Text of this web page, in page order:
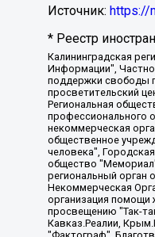
Источник: https://
* Реестр
Калининградская региональная общественная организация "Экозащита!-Женсовет", Фонд содействия защите прав и свобод граждан "Общественный вердикт", Фонд "Институт Развития Свободы Информации", Частное учреждение "Информационное агентство МЕМО. РУ", Региональная общественная организация "Общественная комиссия по сохранению наследия академика Сахарова", Фонд поддержки свободы прессы, Санкт-Петербургская общественная правозащитная организация "Гражданский контроль", Межрегиональная общественная организация "Информационно-просветительский центр "Мемориал", Региональный Фонд "Центр Защиты Прав Средств Массовой Информации", с 05.12.2023 Фонд "Центр Защиты Прав Средств массовой информации", Региональная общественная благотворительная организация помощи беженцам и мигрантам "Гражданское содействие", Негосударственное образовательное учреждение дополнительного профессионального образования (повышение квалификации) специалистов "АКАДЕМИЯ ПО ПРАВАМ ЧЕЛОВЕКА", Свердловская региональная общественная организация "Сутяжник", Автономная некоммерческая организация